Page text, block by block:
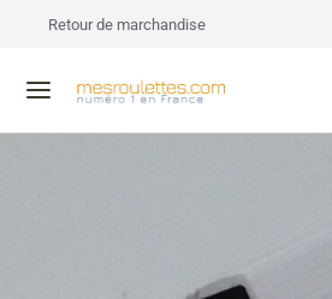
Retour de marchandise